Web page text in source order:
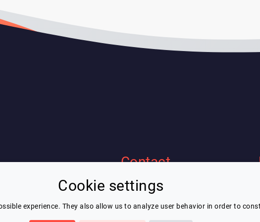
Cookie settings
experience. They also allow us to analyze user behavior in order to
Contact
Eric Blot